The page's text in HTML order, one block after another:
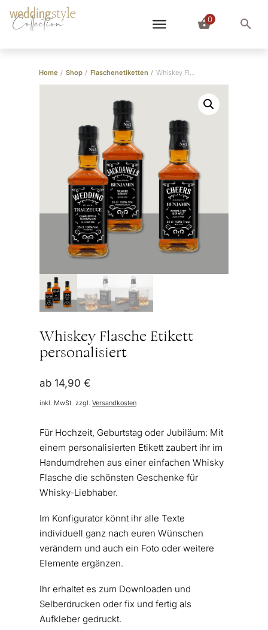
Collection 0
Home / Shop / Flaschenetiketten / Whiskey Flasche Etikett personalisiert
Whiskey Flasche Etikett
personalisiert
ab 14,90 €
inkl. MwSt. zzgl. Versandkosten
Für Hochzeit, Geburtstag oder Jubiläum: Mit
einem personalisierten Etikett zaubert ihr im
Handumdrehen aus einer einfachen Whisky
Flasche die schönsten Geschenke für
Whisky-Liebhaber.
Im Konfigurator könnt ihr alle Texte
individuell ganz nach euren Wünschen
verändern und auch ein Foto oder weitere
Elemente ergänzen.
Ihr erhaltet es zum Downloaden und
Selberdrucken oder fix und fertig als
Aufkleber gedruckt.